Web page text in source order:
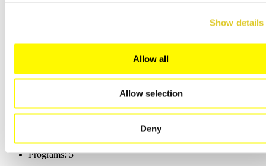
Show details
Allow all
Allow selection
Deny
In-Ceram ALUMINA Brückengerüste Schleiftechnik
Manufactor: Vita Zahnfabrik
Version:
Programs: 5